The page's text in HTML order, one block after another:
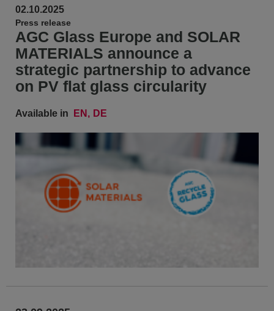
02.10.2025
Press release
AGC Glass Europe and SOLAR
MATERIALS announce a
strategic partnership to advance
on PV flat glass circularity
Available in EN DE